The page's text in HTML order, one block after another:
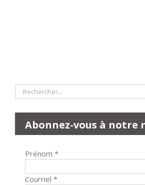
Rechercher:
Abonnez-vous à notre
Prénom *
Courriel *